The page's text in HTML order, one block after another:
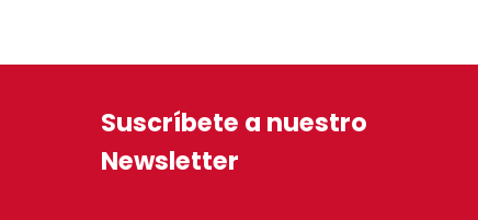
Suscríbete a nuestro
Newsletter